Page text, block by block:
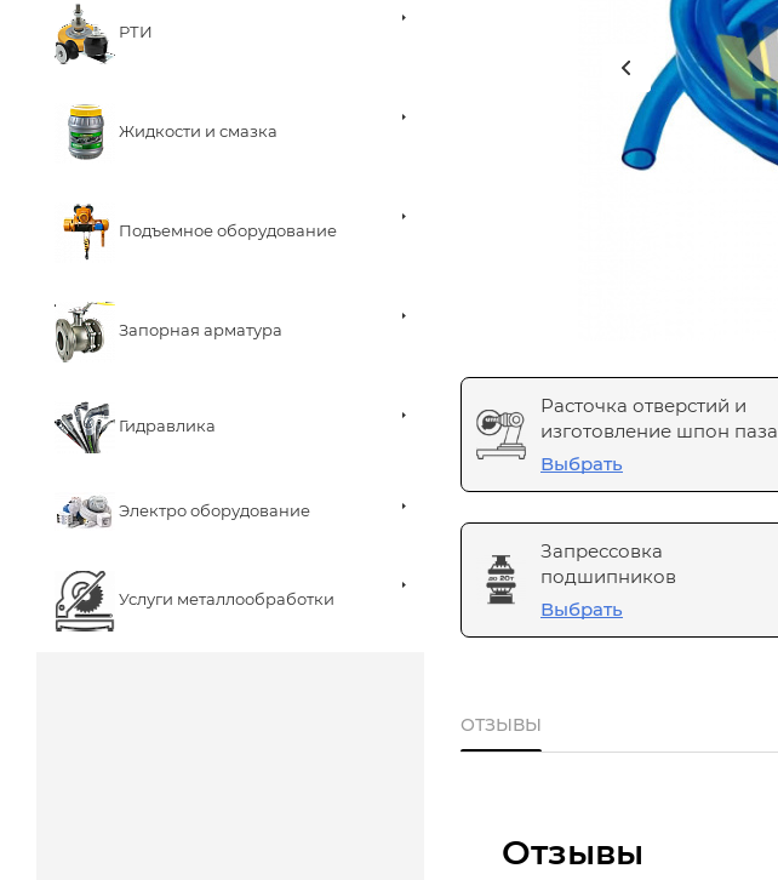
РТИ
Жидкости и смазка
Подъемное оборудование
Запорная арматура
Гидравлика
Электро оборудование
Услуги металлообработки
Расточка отверстий и
изготовление шпон паза
Выбрать
Запрессовка
подшипников
Выбрать
ОТЗЫВЫ
Отзывы